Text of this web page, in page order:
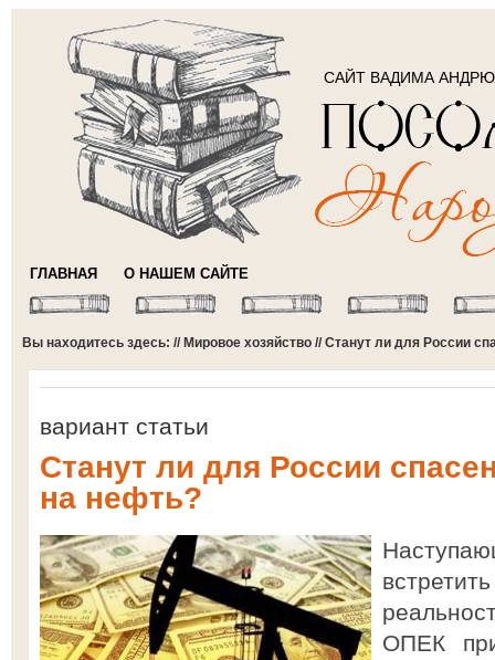
САЙТ ВАДИМА
ГЛАВНАЯ О НАШЕМ САЙТЕ
Вы находитесь здесь: // Мировое хозяйство // Станут ли для России
вариант статьи
Станут ли для России
на нефть?
ОПЕК